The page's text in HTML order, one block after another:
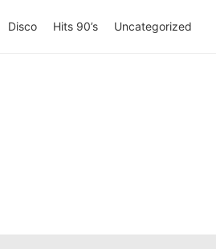
Disco Hits 90’s Uncategorized